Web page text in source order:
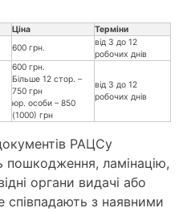
Ціна
Терміни
600 грн.
від 3 до 12
робочих днів
600 грн.
Більше 12 стор. –
750 грн
юр. особи – 850
(1000) грн
від 3 до 12
робочих днів
РАЦСу
пошкодження, ламінацію,
органи видачі або
співпадають з наявними